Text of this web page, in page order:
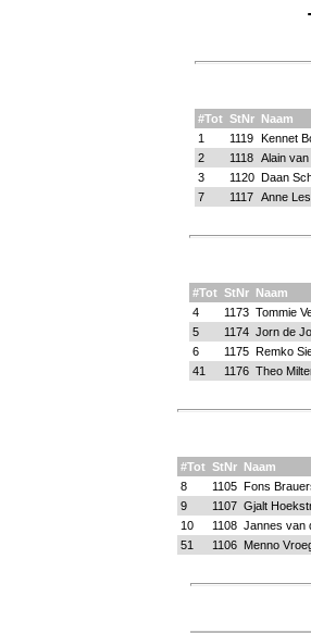
#Tot StNr Naam
1
1119 Kennet
2
1118 Alain van
3
1120 Daan
7
1117 Anne
#Tot StNr Naam
4
1173 Tommie
5
1174 Jorn de
6
1175 Remko
41
1176 Theo
#Tot StNr Naam
8
1105 Fons
9
1107 Gjalt
10
1108 Jannes van
51
1106 Menno